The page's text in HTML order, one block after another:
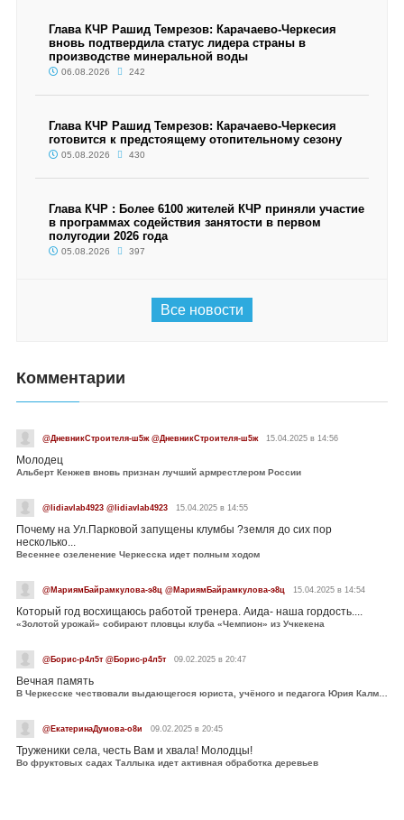
Глава КЧР Рашид Темрезов: Карачаево-Черкесия
вновь подтвердила статус лидера страны в
производстве минеральной воды
06.08.2026 242
Глава КЧР Рашид Темрезов: Карачаево-Черкесия
готовится к предстоящему отопительному сезону
05.08.2026 430
Глава КЧР : Более 6100 жителей КЧР приняли участие
в программах содействия занятости в первом
полугодии 2026 года
05.08.2026 397
Все новости
Комментарии
@ДневникСтроителя-ш5ж @ДневникСтроителя-ш5ж 15.04.2025 в 14:56
Молодец
Альберт Кенжев вновь признан лучший армрестлером России
@lidiavlab4923 @lidiavlab4923 15.04.2025 в 14:55
Почему на Ул.Парковой запущены клумбы ?земля до сих пор
несколько...
Весеннее озеленение Черкесска идет полным ходом
@МариямБайрамкулова-э8ц @МариямБайрамкулова-э8ц 15.04.2025 в 14:54
Который год восхищаюсь работой тренера. Аида- наша гордость....
«Золотой урожай» собирают пловцы клуба «Чемпион» из Учкекена
@Борис-р4л5т @Борис-р4л5т 09.02.2025 в 20:47
Вечная память
В Черкесске чествовали выдающегося юриста, учёного и педагога Юрия Калмыкова
@ЕкатеринаДумова-о8и 09.02.2025 в 20:45
Труженики села, честь Вам и хвала! Молодцы!
Во фруктовых садах Таллыка идет активная обработка деревьев